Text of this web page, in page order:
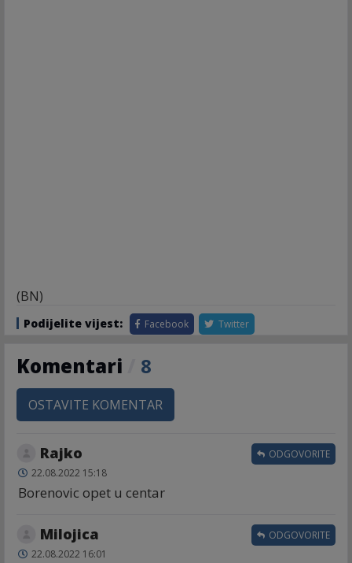
(BN)
Podijelite vijest: Facebook Twitter
Komentari 8
OSTAVITE KOMENTAR
Rajko
22.08.2022 15:18
Borenovic opet u centar
ODGOVORITE
Milojica
22.08.2022 16:01
ODGOVORITE